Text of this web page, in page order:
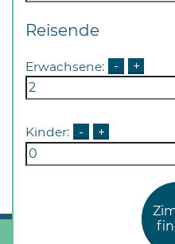
Reisende
Erwachsene: - +
Kinder: - +